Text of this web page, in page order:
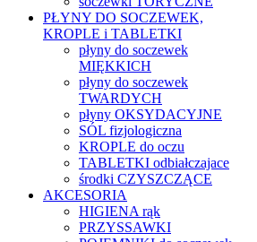
PŁYNY DO SOCZEWEK,
KROPLE i TABLETKI
płyny do soczewek
MIĘKKICH
płyny do soczewek
TWARDYCH
płyny OKSYDACYJNE
SÓL fizjologiczna
KROPLE do oczu
TABLETKI odbiałczajace
środki CZYSZCZĄCE
AKCESORIA
HIGIENA rąk
PRZYSSAWKI